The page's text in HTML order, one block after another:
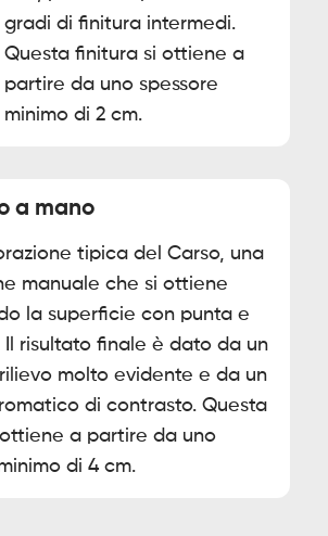
gradi di finitura intermedi.
Questa finitura si ottiene a
partire da uno spessore
minimo di 2 cm.
a mano
tipica del Carso, una
manuale che si ottiene
la superficie con punta e
Il risultato finale è dato da un
molto evidente e da un
di contrasto. Questa
a partire da uno
di 4 cm.